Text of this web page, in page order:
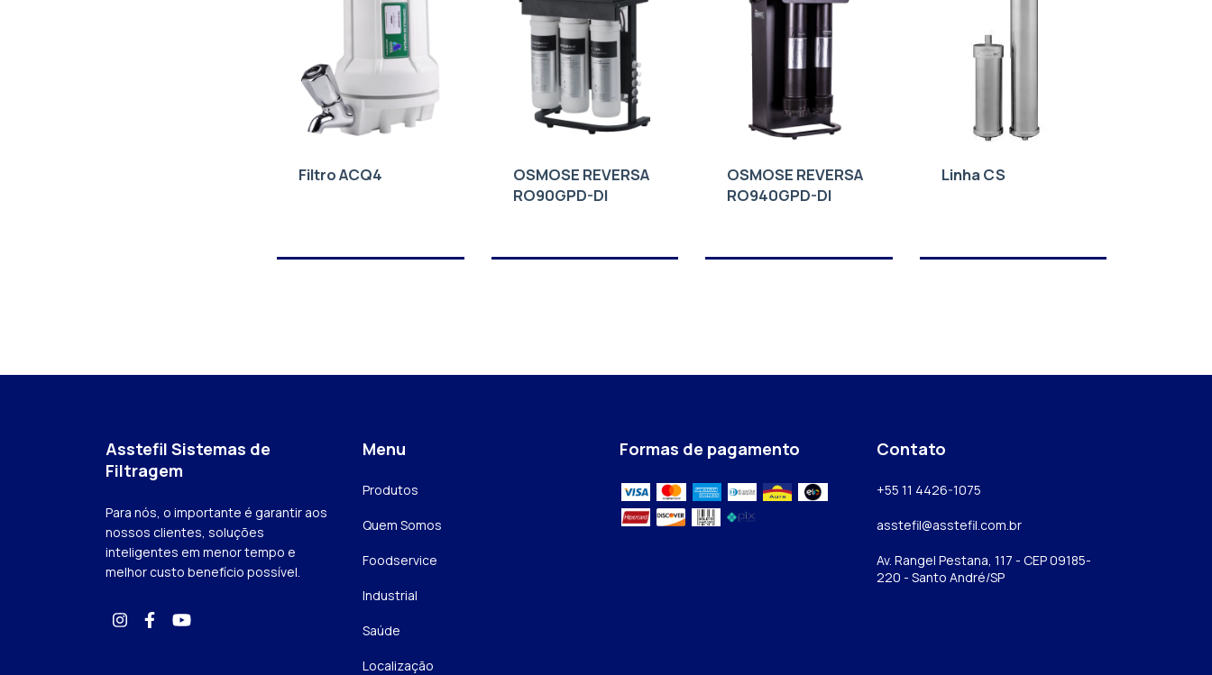
Filtro ACQ4
OSMOSE REVERSA
RO90GPD-DI
OSMOSE REVERSA
RO940GPD-DI
Linha CS
Asstefil Sistemas de
Filtragem
Para nós, o importante é garantir aos
nossos clientes, soluções
inteligentes em menor tempo e
melhor custo benefício possível.
Menu
Produtos
Quem Somos
Foodservice
Industrial
Saúde
Localização
Formas de pagamento Contato
+55 11 4426-1075
asstefil@asstefil.com.br
Av. Rangel Pestana, 117 - CEP 09185-
220 - Santo André/SP